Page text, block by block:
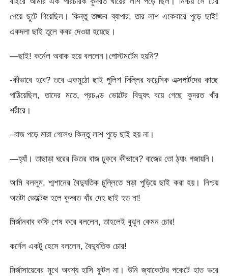
পেয়ে ছুটে গিয়েছিল। কিন্তু তাজ্জব ব্যাপার, তার লাশ একেবারে পুড়ে ছাই!
একদলা ছাই তুলে কবর দেওয়া হয়েছে।
—ছাই! কর্নেল অবাক হয়ে বললেন।পোস্টমর্টেম হয়নি?
-কীভাবে হবে? তবে একমুঠো ছাই পুলিশ দিল্লির ফরেন্সিক এক্সপার্টদের কাছে
পাঠিয়েছিল, তাদের মতে, প্রচণ্ড ভোল্টের বিদ্যুৎ বয়ে গেছে কুদরত খাঁর
শরীরে।
–বাজ পড়ে মারা গেলেও কিন্তু লাশ পুড়ে ছাই হয় না।
—হ্যাঁ। তাছাড়া ঘরের ভিতর বাজ ঢুকবে কীভাবে? বাজের তো ঠ্যাং গজায়নি।
আমি বললুম, শ্মশানের বৈদ্যুতিক চুল্লিতে মড়া পুড়িয়ে ছাই করা হয়। নিশ্চয়
অতটা ভোল্টেজ হলে কুদরত খাঁর দেহ ছাই হত না!
মির্জানবাব কফি শেষ করে বললেন, তাহলেই বুঝুন কেমন চোর!
কর্নেল একটু হেসে বললেন, বৈদ্যুতিক চোর!
মির্জাসায়েবের মুখে অবশ্য হাসি ফুটল না। উনি জ্যাকেটের পকেটে হাত ভরে